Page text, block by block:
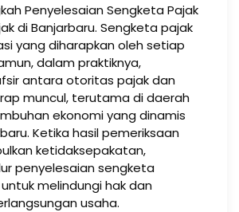
Penyelesaian Sengketa Pajak
di Banjarbaru. Sengketa pajak
yang diharapkan oleh setiap
dalam praktiknya,
antara otoritas pajak dan
muncul, terutama di daerah
ekonomi yang dinamis
Ketika hasil pemeriksaan
ketidaksepakatan,
penyelesaian sengketa
melindungi hak dan
usaha.